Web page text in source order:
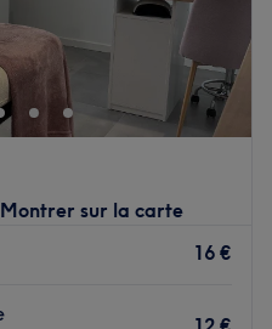
Montrer sur la carte
16 €